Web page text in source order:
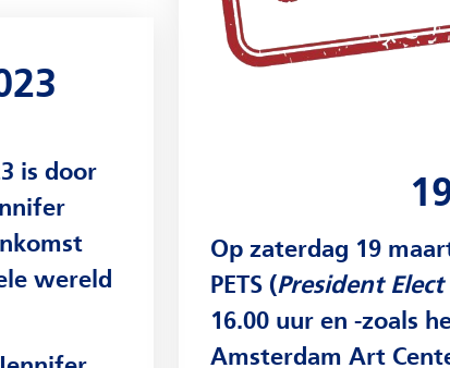
zaterdag 19 maart 2022 organiseren we de jaarlijkse
President Elect Training Seminar ). Van 09.30 tot
uur en -zoals het er nu naar uitziet- live in het
Art Center in Amsterdam. De ochtend is
we af met de Assembly van ons district.
ochtend van de PETS is de (verplichte) training voor de
clubvoorzitters van ons district ter
op hun voorzittersjaar 2022-2023. Daar
en inspireren we als district de ruim 79
voorzitters om er een mooi en bijzonder
staat het nieuwe Rotary thema ‘Imagine Rotary’,